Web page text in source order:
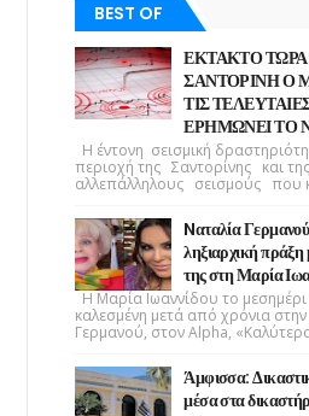
BEST OF
ΕΚΤΑΚΤΟ
ΣΑΝΤΟΡΙΝΗ Ο
ΤΙΣ
ΕΡΗΜΩΝΕΙ ΤΟ
Η έντονη σεισμική
περιοχή της Σαντορίνης και
αλλεπάλληλους σεισμούς που
Nαταλία
ληξιαρχική πράξη
της στη Μαρία
Η Μαρία Ιωαννίδου το
καλεσμένη μετά από χρόνια
Γερμανού, στον Alpha,
Άμφισσα:
μέσα στα